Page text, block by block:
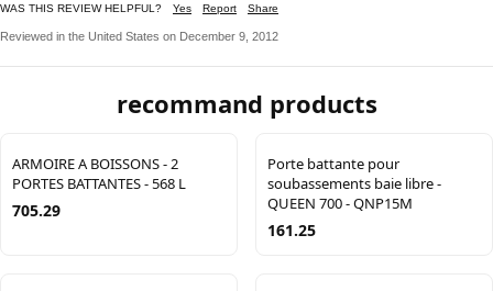
WAS THIS REVIEW HELPFUL? Yes Report Share
Reviewed in the United States on December 9, 2012
recommand products
ARMOIRE A BOISSONS - 2
PORTES BATTANTES - 568 L
705.29
Porte battante pour
soubassements baie libre -
QUEEN 700 - QNP15M
161.25